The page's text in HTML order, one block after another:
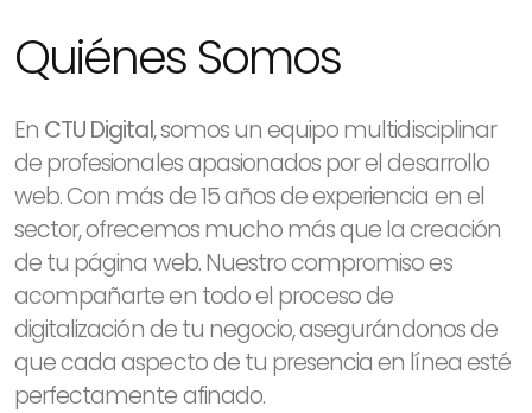
Quiénes Somos
En CTU Digital, somos un equipo multidisciplinar
de profesionales apasionados por el desarrollo
web. Con más de 15 años de experiencia en el
sector, ofrecemos mucho más que la creación
de tu página web. Nuestro compromiso es
acompañarte en todo el proceso de
digitalización de tu negocio, asegurándonos de
que cada aspecto de tu presencia en línea esté
perfectamente afinado.